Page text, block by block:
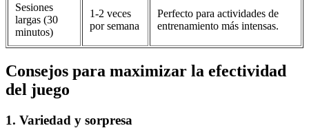
Sesiones
largas (30
minutos)
1-2 veces
por semana
Perfecto para actividades de
entrenamiento más intensas.
Consejos para maximizar la efectividad
del juego
1. Variedad y sorpresa